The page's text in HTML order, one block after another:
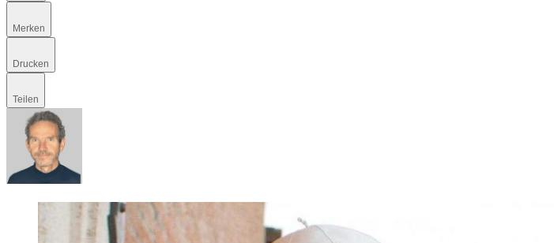
Merken
Drucken
Teilen